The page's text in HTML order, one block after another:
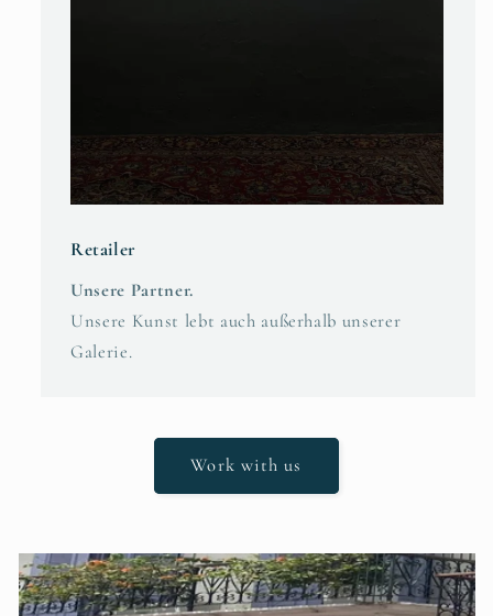
Retailer
Unsere Partner.
Unsere Kunst lebt auch außerhalb unserer
Galerie.
Work with us